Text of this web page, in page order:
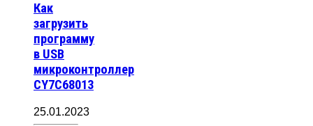
Как
загрузить
программу
в USB
микроконтроллер
CY7C68013
25.01.2023